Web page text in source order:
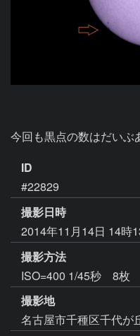
今回も黒点の数はだいぶ
ID
#22829
撮影日時
2014年11月14日 14時
撮影方法
ISO=400 1/45秒 8枚
撮影地
名古屋市千種区千代が